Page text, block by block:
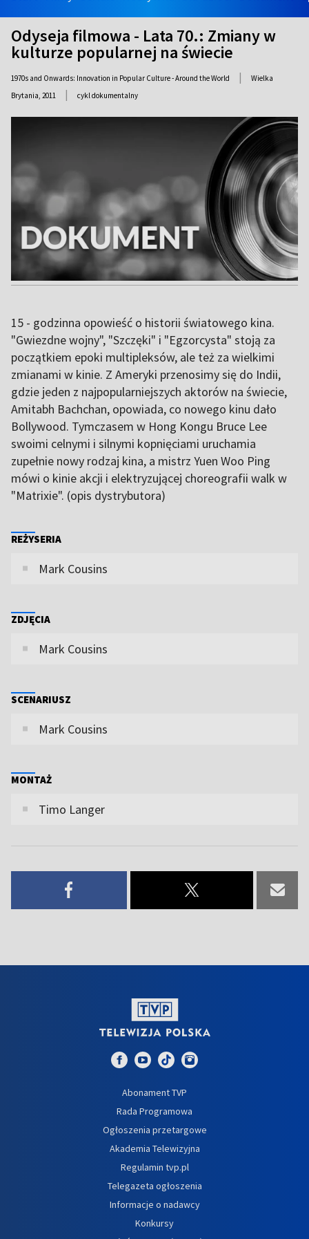
Odyseja filmowa - Lata 70.: Zmiany w
kulturze popularnej na świecie
1970s and Onwards: Innovation in Popular Culture - Around the World |
Wielka
Brytania, 2011 | cykl dokumentalny
15 - godzinna opowieść o historii światowego kina.
"Gwiezdne wojny", "Szczęki" i "Egzorcysta" stoją za
początkiem epoki multipleksów, ale też za wielkimi
zmianami w kinie. Z Ameryki przenosimy się do Indii,
gdzie jeden z najpopularniejszych aktorów na świecie,
Amitabh Bachchan, opowiada, co nowego kinu dało
Bollywood. Tymczasem w Hong Kongu Bruce Lee
swoimi celnymi i silnymi kopnięciami uruchamia
zupełnie nowy rodzaj kina, a mistrz Yuen Woo Ping
mówi o kinie akcji i elektryzującej choreografii walk w
"Matrixie". (opis dystrybutora)
REŻYSERIA
Mark Cousins
ZDJĘCIA
Mark Cousins
SCENARIUSZ
Mark Cousins
MONTAŻ
Timo Langer
Abonament TVP
Rada Programowa
Ogłoszenia przetargowe
Akademia Telewizyjna
Regulamin tvp.pl
Telegazeta ogłoszenia
Informacje o nadawcy
Konkursy